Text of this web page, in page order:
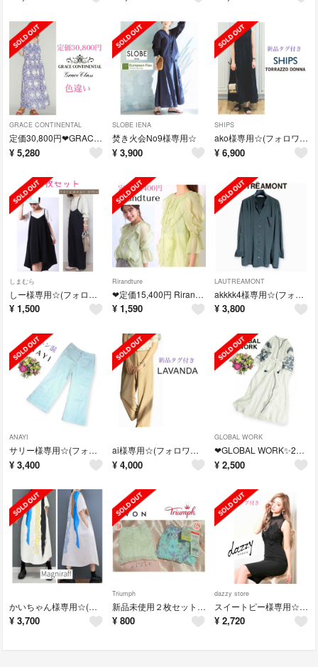
GRACE CONTINENTAL
定価30,800円❤GRACE CONTINENTAL✨ワンピース
¥ 5,280
SLOBE IENA
焚き火会No9様専用☆
¥ 3,900
SHIPS
ako様専用☆(フォロワー様割)
¥ 6,900
しまむら
しー様専用☆(フォロワー様割)
¥ 1,500
Rirandture
❤定価15,400円 Rirandture✨フリルブラウス
¥ 1,590
LAUTREAMONT
akkkk4様専用☆(フォロワー様割引)
¥ 3,800
ANAYI
サリー様専用☆(フォロワー様割)
¥ 3,400
ai様専用☆(フォロワー様割引)
¥ 4,000
GLOBAL WORK
❤GLOBAL WORK✨2WAYウクライナ刺繍ワンピース
¥ 2,500
かいちゃん様専用☆(フォロワー様割引)
¥ 3,700
Triumph
新品未使用２枚セット✨Triumph+AVONショーツ Ｍ
¥ 800
dazzy store
スイートピー様専用☆(フォロワー様割引)
¥ 2,720